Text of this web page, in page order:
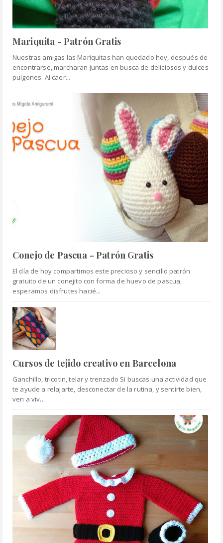
Mariquita - Patrón Gratis
Nuestras amigas las Mariquitas han quedado hoy, después de
encontrarse, marcharan juntas en busca de deliciosos y dulces
pulgones. Al caer...
Conejo de Pascua - Patrón Gratis
El día de hoy compartimos este precioso y sencillo patrón
gratuito de un conejito con forma de huevo de pascua,
esperamos disfrutes hacié...
Cursos de tejido creativo en Barcelona
Ganchillo, tricotin, telar y trenzado Si buscas una actividad que
te ayude a relajarte, desconectar de la rutina, y sentirte bien,
ven a viv...